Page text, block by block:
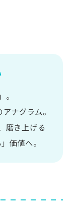
ナグラム。
磨き上げる​
価値へ。​